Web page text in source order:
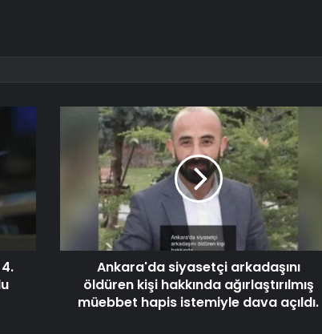
Ankara'da siyasetçi arkadaşını
öldüren kişi hakkında ağırlaştırılmış
müebbet hapis istemiyle dava açıldı.